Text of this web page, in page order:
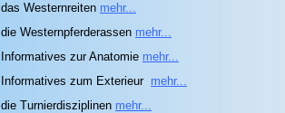
das Westernreiten mehr...
die Westernpferderassen mehr...
Informatives zur Anatomie mehr...
Informatives zum Exterieur mehr...
die Turnierdisziplinen mehr...